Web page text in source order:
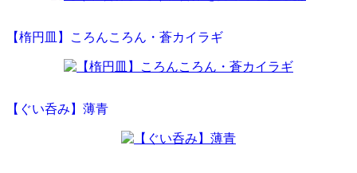
【楕円皿】ころんころん・蒼カイラギ
【ぐい呑み】薄青